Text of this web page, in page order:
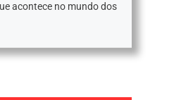
acontece no mundo dos